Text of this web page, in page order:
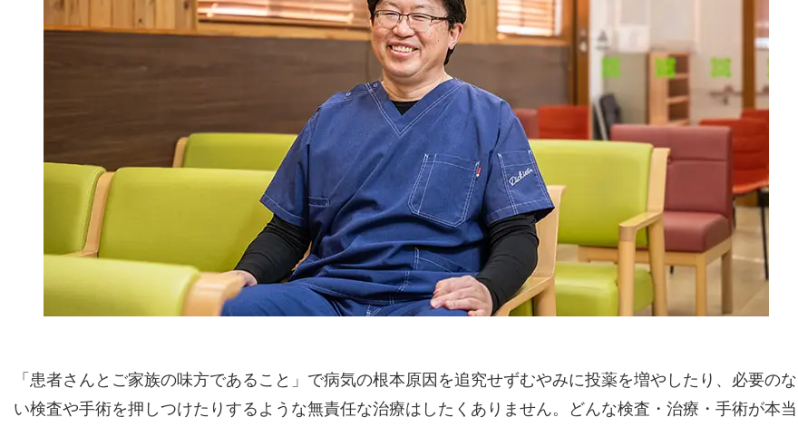
「患者さんとご家族の味方であること」で病気の根本原因を追究せずむやみに投薬を増やしたり、必要のな
い検査や手術を押しつけたりするような無責任な治療はしたくありません。どんな検査・治療・手術が本当